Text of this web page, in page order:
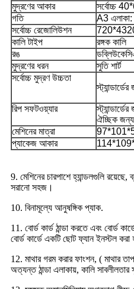
মুদ্রণের আকার
সর্বোচ্চ
গতি
A3 এলাকা:
সর্বোচ্চ রেজোলিউশন
কালি টাইপ
রঙ্গক কালি
রঙ
মুদ্রণের ধরন
সুতি শার্ট
সর্বোচ্চ মুদ্রণ উচ্চতা
রিপ সফটওয়্যার
ঐচ্ছিক
মেশিনের মাত্রা
প্যাকেজ আকার
9. মেশিনের চারপাশে হ্যান্ডলগুলি রয়েছে,
সরানো সহজ।
10. বিনামূল্যে আনুষঙ্গিক প্যাক.
11. বোর্ড কার্ড ঠান্ডা করতে এবং বোর্ড
বোর্ড কার্ডে একটি ছোট ফ্যান ইনস্টল করা
12. মাথার গরম করার ফাংশন, ( মাথার
অত্যন্ত ঠান্ডা এলাকায়, কালি সাবলীলতার